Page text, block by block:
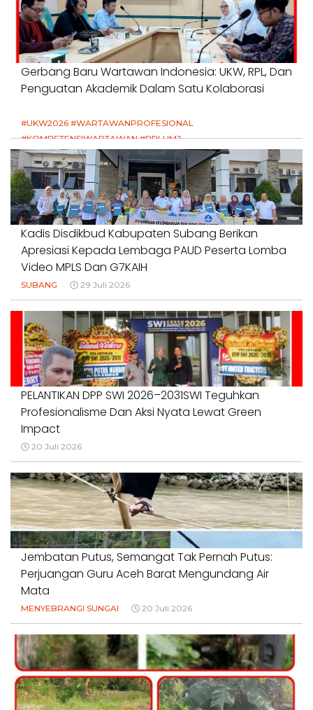
Gerbang Baru Wartawan Indonesia: UKW, RPL, Dan
Penguatan Akademik Dalam Satu Kolaborasi
#UKW2026 #WARTAWANPROFESIONAL
#KOMPETENSIWARTAWAN #RPLUMJ
#PENDIDIKANWARTAWAN #SWINASIONAL #SWIJABAR
1 Agustus 2026
Kadis Disdikbud Kabupaten Subang Berikan
Apresiasi Kepada Lembaga PAUD Peserta Lomba
Video MPLS Dan G7KAIH
SUBANG 29 Juli 2026
PELANTIKAN DPP SWI 2026–2031SWI Teguhkan
Profesionalisme Dan Aksi Nyata Lewat Green
Impact
20 Juli 2026
Jembatan Putus, Semangat Tak Pernah Putus:
Perjuangan Guru Aceh Barat Mengundang Air
Mata
MENYEBRANGI SUNGAI 20 Juli 2026